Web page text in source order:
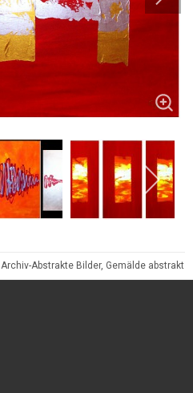
Archiv-Abstrakte Bilder, Gemälde abstrakt